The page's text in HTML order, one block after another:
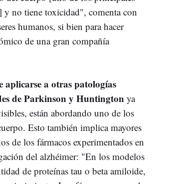
y no tiene toxicidad", comenta con
humanos, si bien para hacer
de una gran compañía
aplicarse a otraspatologías
de Parkinson y Huntington ya
s, están abordando uno de los
Esto también implica mayores
de los fármacos experimentados en
del alzhéimer: "En los modelos
de proteínas tau o beta amiloide,